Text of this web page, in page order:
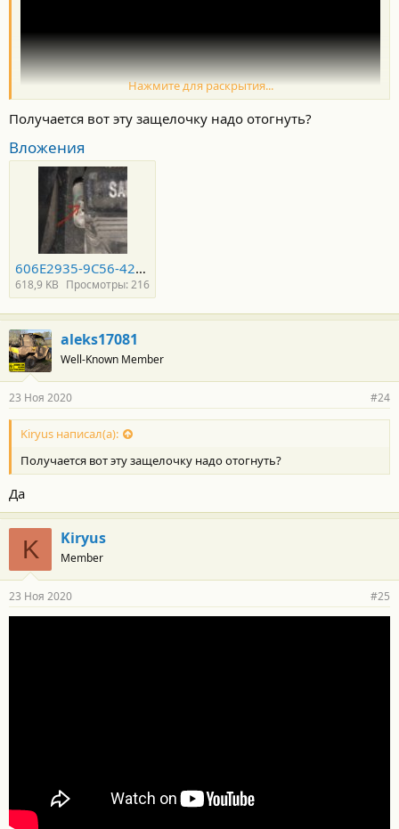
Нажмите для раскрытия...
Получается вот эту защелочку надо отогнуть?
Вложения
606E2935-9C56-4272-9415-DBB8FBCC9E36.jpeg
618,9 KB Просмотры: 216
aleks17081
Well-Known Member
23 Ноя 2020 #24
Kiryus написал(а):
Получается вот эту защелочку надо отогнуть?
Да
K Kiryus
Member
23 Ноя 2020 #25